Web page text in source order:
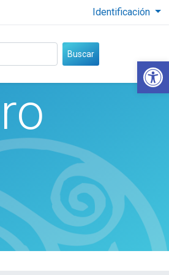
Abrir
Identificación
Buscar